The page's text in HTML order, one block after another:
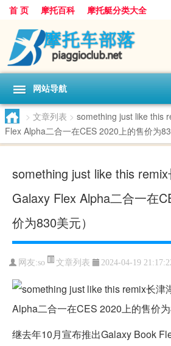
首 页 摩托百科 摩托艇分类大全
网站导航
> 文章列表 > something just like this
Flex Alpha二合一在CES 2020上的售价为
something just like this
Galaxy Flex Alpha二合一在
价为830美元）
网友:so 文章列表 2024-04-19
继去年10月宣布推出Galaxy Book